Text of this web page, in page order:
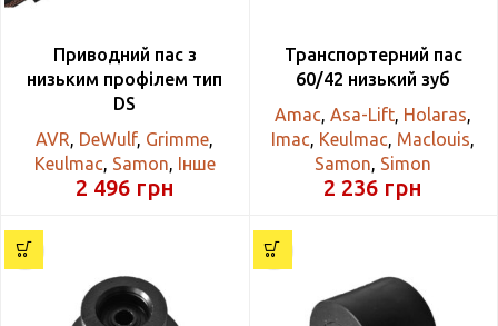
Приводний пас з
низьким профілем тип
DS
AVR DeWulf, Grimme
Keulmac Samon Інше
2 496 грн
Транспортерний пас
60/42 низький зуб
Amac Asa-Lift Holaras
Imac Keulmac Maclouis
Samon Simon
2 236 грн